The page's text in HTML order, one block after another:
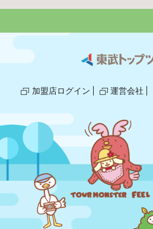
加盟店ログイン 運営会社